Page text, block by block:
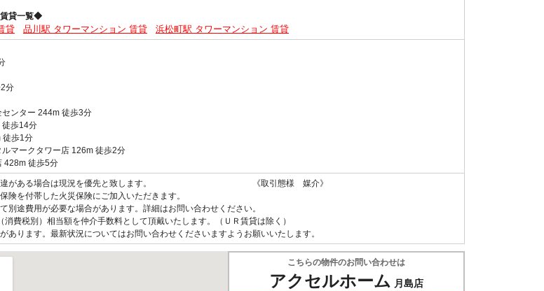
貸一覧◆
貸 品川駅 タワーマンション 賃貸 浜松町駅 タワーマンション 賃貸
分
ンター 244m 徒歩3分
徒歩14分
徒歩1分
マークタワー店 126m 徒歩2分
428m 徒歩5分
に相違がある場合は現況を優先と致します。 《取引態様 媒介》
険を付帯した火災保険にご加入いただきます。
別途費用が必要な場合があります。詳細はお問い合わせください。
費税別）相当額を仲介手数料として頂戴いたします。（ＵＲ賃貸は除く）
あります。最新状況についてはお問い合わせくださいますようお願いいたします。
こちらの物件のお問い合わせは
アクセルホーム 月島店